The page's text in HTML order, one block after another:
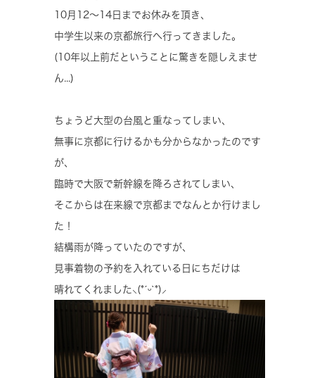
10月12～14日までお休みを頂き、
中学生以来の京都旅行へ行ってきました。
(10年以上前だということに驚きを隠しえませ
ん...)
ちょうど大型の台風と重なってしまい、
無事に京都に行けるかも分からなかったのです
が、
臨時で大阪で新幹線を降ろされてしまい、
そこからは在来線で京都までなんとか行けまし
た！
結構雨が降っていたのですが、
見事着物の予約を入れている日にちだけは
晴れてくれました‪⸜(*ˊᵕˋ*)⸝‬